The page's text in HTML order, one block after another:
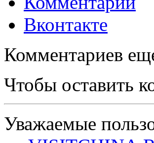
Вконтакте
Комментариев
Чтобы оставить
Уважаемые